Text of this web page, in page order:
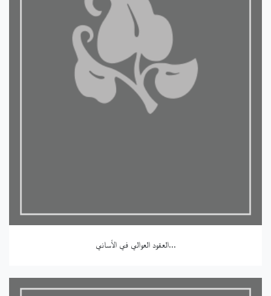
العقود العوالي في الأساني...